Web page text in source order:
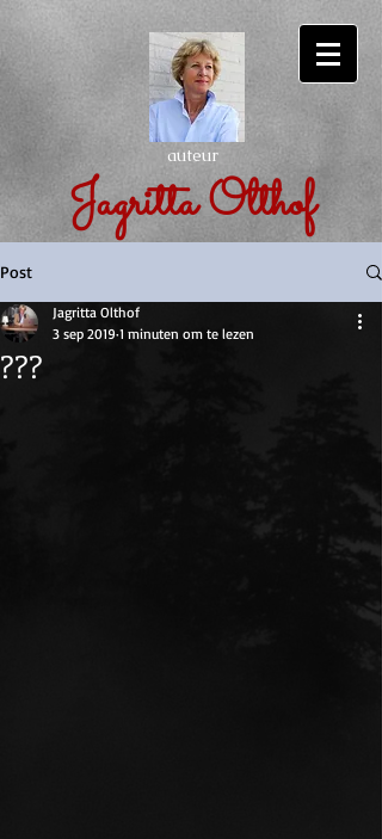
auteur
Jagritta Olthof
Post
???
Jagritta Olthof
3 sep 2019 1 minuten om te lezen